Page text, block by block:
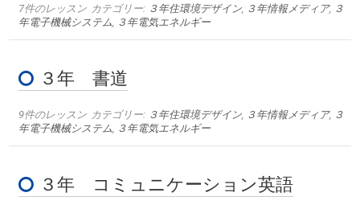
7件のレッスン カテゴリー: ３年住環境デザイン, ３年情報メディア, ３
年電子機械システム, ３年電気エネルギー
３年 書道
9件のレッスン カテゴリー: ３年住環境デザイン ３年情報メディア, ３
年電子機械システム ３年電気エネルギー
３年 コミュニケーション英語